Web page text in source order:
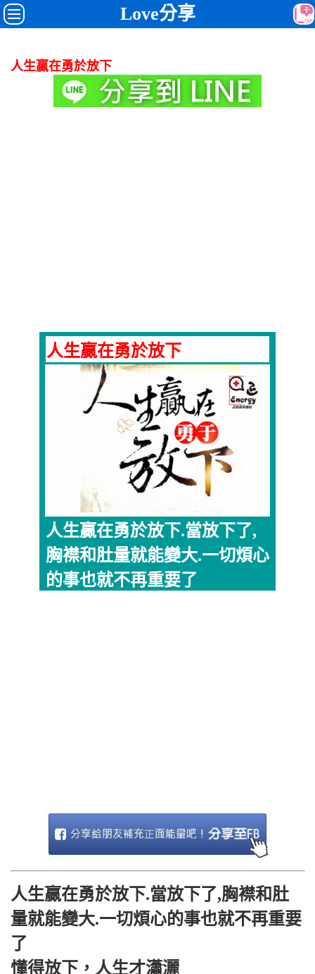
Love分享
人生贏在勇於放下
人生贏在勇於放下
人生贏在勇於放下.當放下了,
胸襟和肚量就能變大.一切煩心
的事也就不再重要了
人生贏在勇於放下.當放下了,胸襟和肚
量就能變大.一切煩心的事也就不再重要
了
懂得放下，人生才瀟灑